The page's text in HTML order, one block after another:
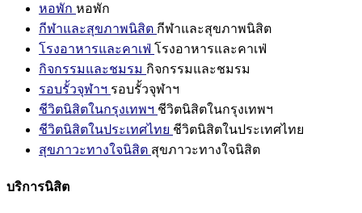
หอพัก หอพัก
กีฬาและสุขภาพนิสิต กีฬาและสุขภาพนิสิต
โรงอาหารและคาเฟ่ โรงอาหารและคาเฟ่
กิจกรรมและชมรม กิจกรรมและชมรม
รอบรั้วจุฬาฯ รอบรั้วจุฬาฯ
ชีวิตนิสิตในกรุงเทพฯ ชีวิตนิสิตในกรุงเทพฯ
ชีวิตนิสิตในประเทศไทย ชีวิตนิสิตในประเทศไทย
สุขภาวะทางใจนิสิต สุขภาวะทางใจนิสิต
บริการนิสิต